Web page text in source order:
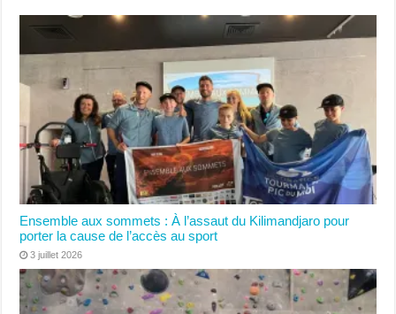
Ensemble aux sommets : À l’assaut du Kilimandjaro pour
porter la cause de l’accès au sport
3 juillet 2026